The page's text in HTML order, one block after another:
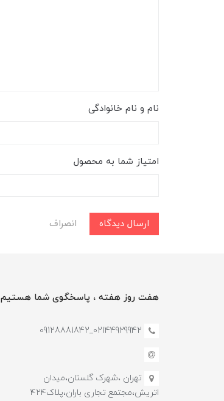
نام و نام خانوادگی
امتیاز شما به محصول
ارسال دیدگاه انصراف
هفت روز هفته ، پاسخگوی شما هستیم
02144929942_09128881842
تهران ،شهرک گلستان،میدان
اتریش،مجتمع تجاری باران،پلاک۴۲۴